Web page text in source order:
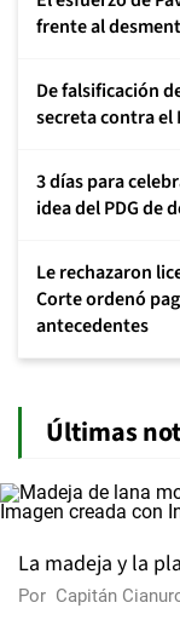
frente al
De falsificación
secreta contra el
3 días para
idea del PDG de
Le rechazaron
Corte ordenó
antecedentes
Últimas
La madeja y la
Por Capitán